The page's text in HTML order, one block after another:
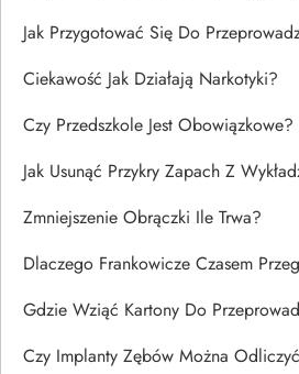
Jak Przygotować Się Do
Ciekawość Jak Działają Narkotyki?
Czy Przedszkole Jest Obowiązkowe?
Jak Usunąć Przykry Zapach Z
Zmniejszenie Obrączki Ile Trwa?
Dlaczego Frankowicze Czasem
Gdzie Wziąć Kartony Do
Czy Implanty Zębów Można